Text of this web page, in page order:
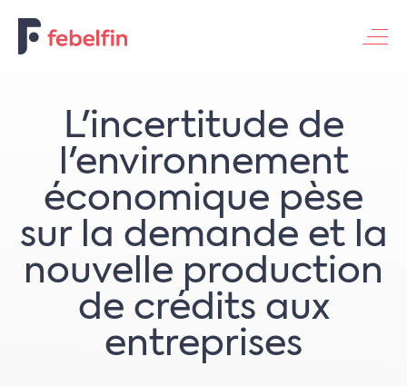
L'incertitude de
l'environnement
économique pèse
sur la demande et la
nouvelle production
de crédits aux
entreprises